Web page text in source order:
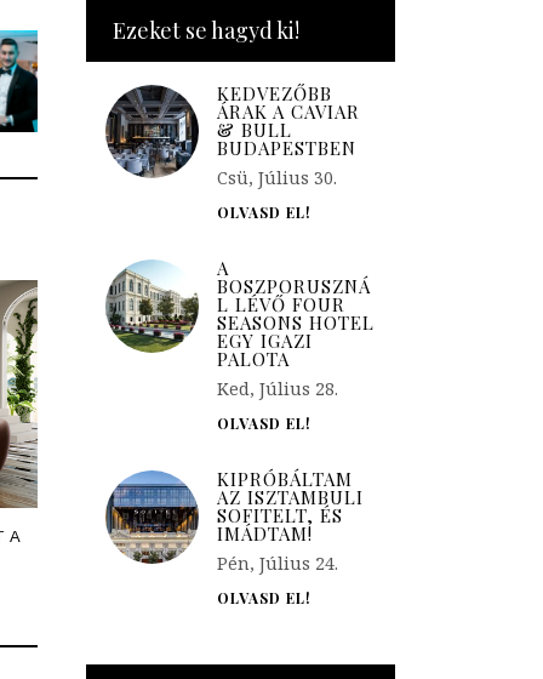
A
Ezeket se hagyd ki!
KEDVEZŐBB
ÁRAK A CAVIAR
& BULL
BUDAPESTBEN
Csü, Július 30.
OLVASD EL!
A
BOSZPORUSZNÁ
L LÉVŐ FOUR
SEASONS HOTEL
EGY IGAZI
PALOTA
Ked, Július 28.
OLVASD EL!
KIPRÓBÁLTAM
AZ ISZTAMBULI
SOFITELT, ÉS
IMÁDTAM!
Pén, Július 24.
OLVASD EL!